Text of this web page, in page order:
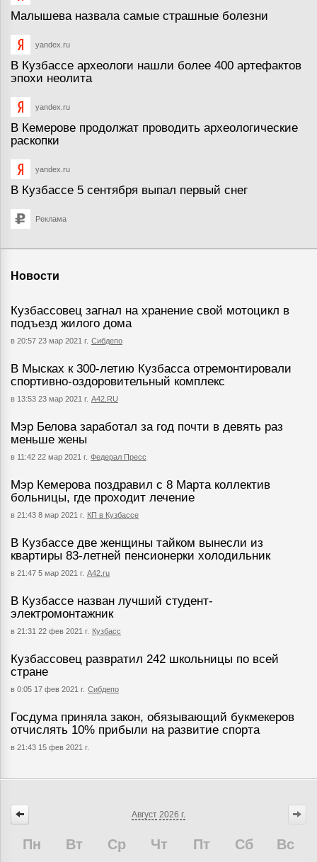
Малышева назвала самые страшные болезни
yandex.ru
В Кузбассе археологи нашли более 400 артефактов
эпохи неолита
yandex.ru
В Кемерове продолжат проводить археологические
раскопки
yandex.ru
В Кузбассе 5 сентября выпал первый снег
Реклама
Новости
Кузбассовец загнал на хранение свой мотоцикл в
подъезд жилого дома
в 20:57 23 мар 2021 г. Сибдепо
В Мысках к 300-летию Кузбасса отремонтировали
спортивно-оздоровительный комплекс
в 13:53 23 мар 2021 г. А42.RU
Мэр Белова заработал за год почти в девять раз
меньше жены
в 11:42 22 мар 2021 г. Федерал Пресс
Мэр Кемерова поздравил с 8 Марта коллектив
больницы, где проходит лечение
в 21:43 8 мар 2021 г. КП в Кузбассе
В Кузбассе две женщины тайком вынесли из
квартиры 83-летней пенсионерки холодильник
в 21:47 5 мар 2021 г. А42.ru
В Кузбассе назван лучший студент-
электромонтажник
в 21:31 22 фев 2021 г. Кузбасс
Кузбассовец развратил 242 школьницы по всей
стране
в 0:05 17 фев 2021 г. Сибдепо
Госдума приняла закон, обязывающий букмекеров
отчислять 10% прибыли на развитие спорта
в 21:43 15 фев 2021 г.
Август 2026 г.
Пн Вт Ср Чт Пт Сб Вс